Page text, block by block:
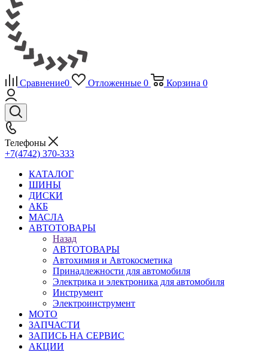
Сравнение0 Отложенные 0 Корзина 0
Телефоны
+7(4742) 370-333
КАТАЛОГ
ШИНЫ
ДИСКИ
АКБ
МАСЛА
АВТОТОВАРЫ
Назад
АВТОТОВАРЫ
Автохимия и Автокосметика
Принадлежности для автомобиля
Электрика и электроника для автомобиля
Инструмент
Электроинструмент
МОТО
ЗАПЧАСТИ
ЗАПИСЬ НА СЕРВИС
АКЦИИ